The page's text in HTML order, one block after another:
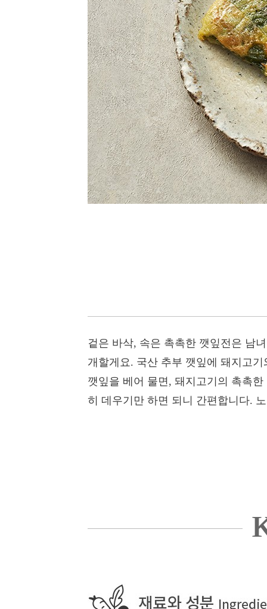
겉은 바삭, 속은 촉촉한 깻잎전은 남
개할게요. 국산 추부 깻잎에 돼지고
깻잎을 베어 물면, 돼지고기의 촉촉
히 데우기만 하면 되니 간편합니다.